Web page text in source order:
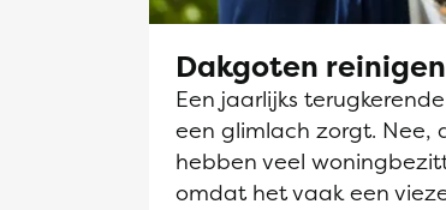
Dakgoten
Een jaarlijks
een glimlach zorgt. Nee,
hebben veel
omdat het vaak een